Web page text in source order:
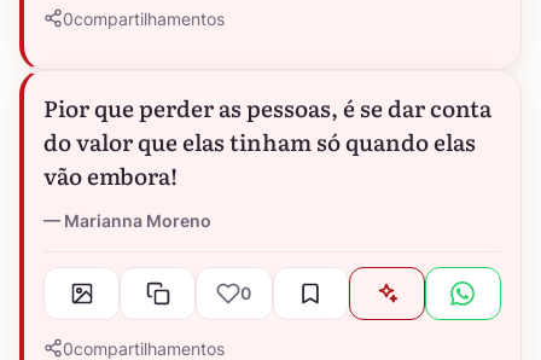
0compartilhamentos
Pior que perder as pessoas, é se dar conta
do valor que elas tinham só quando elas
vão embora!
Marianna Moreno
0
0compartilhamentos